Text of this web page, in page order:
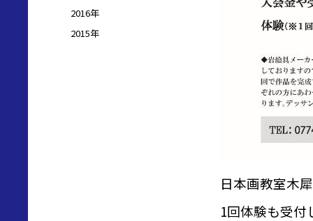
2016年
2015年
日本画教室木
1回体験も受付